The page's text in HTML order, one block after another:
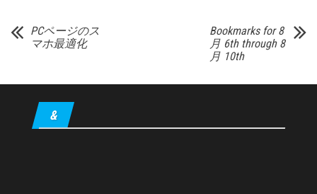
PCページのス
マホ最適化
Bookmarks for 8
月 6th through 8
月 10th
&